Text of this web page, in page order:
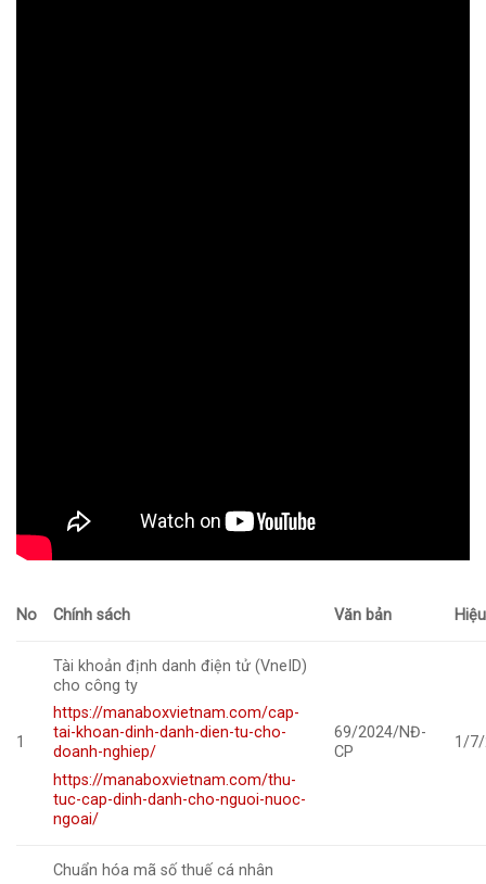
No Chính sách Văn bản
1
Tài khoản định danh điện tử (VneID)
cho công ty
https://manaboxvietnam.com/cap-
tai-khoan-dinh-danh-dien-tu-cho-
doanh-nghiep/
https://manaboxvietnam.com/thu-
tuc-cap-dinh-danh-cho-nguoi-nuoc-
ngoai/
69/2024/NĐ-
CP
1/
Chuẩn hóa mã số thuế cá nhân